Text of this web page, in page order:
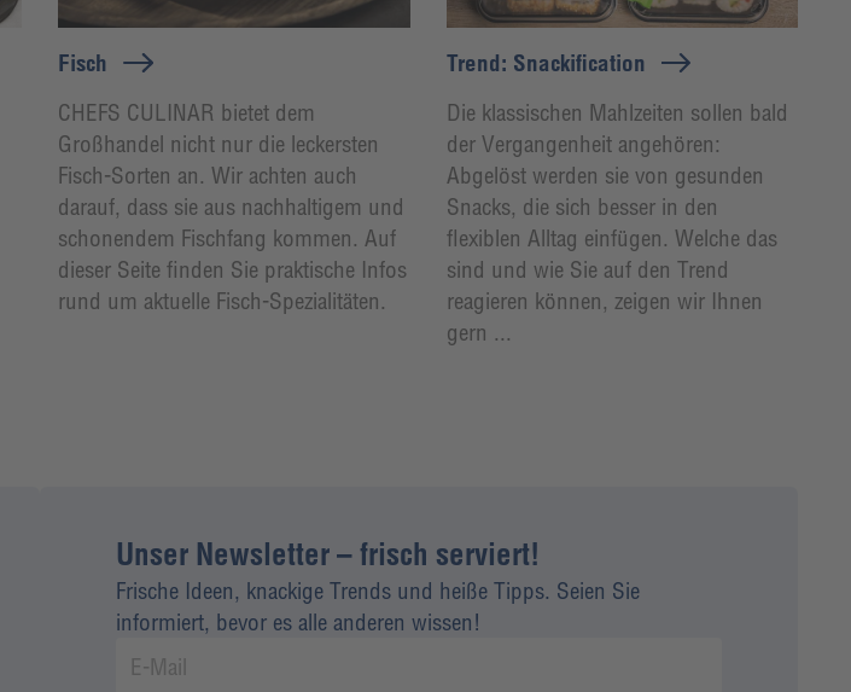
Fisch
CHEFS CULINAR bietet dem
Großhandel nicht nur die leckersten
Fisch-Sorten an. Wir achten auch
darauf, dass sie aus nachhaltigem und
schonendem Fischfang kommen. Auf
dieser Seite finden Sie praktische Infos
rund um aktuelle Fisch-Spezialitäten.
Trend: Snackification
Die klassischen Mahlzeiten sollen bald
der Vergangenheit angehören:
Abgelöst werden sie von gesunden
Snacks, die sich besser in den
flexiblen Alltag einfügen. Welche das
sind und wie Sie auf den Trend
reagieren können, zeigen wir Ihnen
gern ...
Unser Newsletter – frisch serviert!
Frische Ideen, knackige Trends und heiße Tipps. Seien Sie
informiert, bevor es alle anderen wissen!